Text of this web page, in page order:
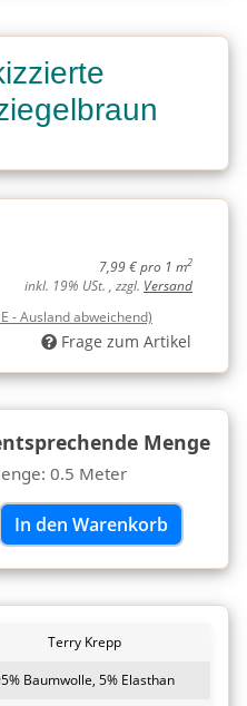
7,99 € pro 1 m2
inkl. 19% USt. , zzgl. Versand
- Ausland abweichend)
Frage zum Artikel
Menge
0.5 Meter
In den Warenkorb
Terry Krepp
Baumwolle, 5% Elasthan